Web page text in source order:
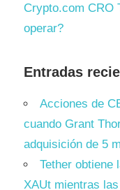
Crypto.com CRO
operar?
Entradas
Acciones de
cuando Grant
adquisición de 5
Tether obtiene
XAUt mientras